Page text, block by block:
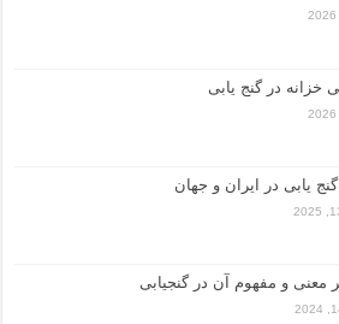
خزانه در گنج یابی
یابی در ایران و جهان
معنی و مفهوم آن در گنجیابی